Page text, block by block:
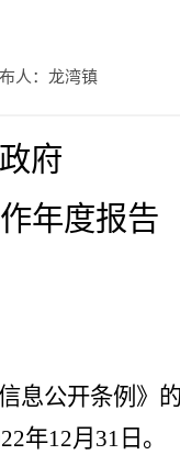
人：龙湾镇
府
年度报告
息公开条例》
年12月31日。